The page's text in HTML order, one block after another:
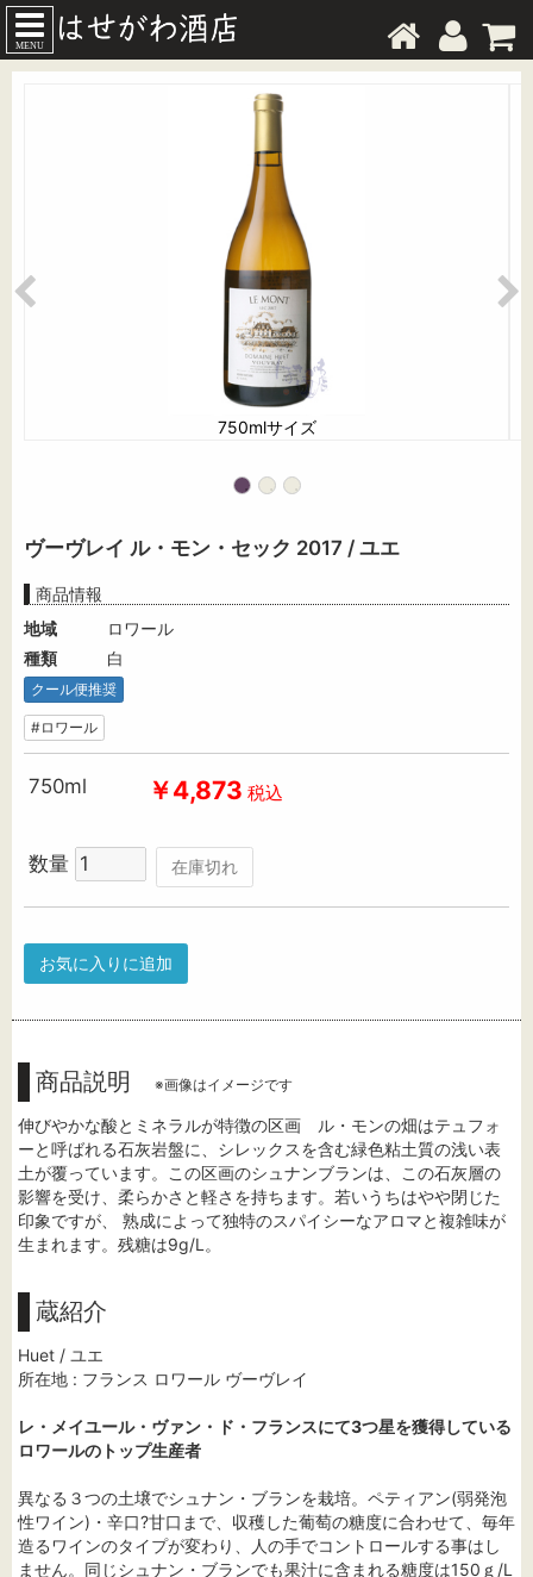
MENU
750mlサイズ
ヴーヴレイ ル・モン・セック 2017 / ユエ
商品情報
地域
ロワール
種類
白
クール便推奨
#ロワール
750ml ￥4,873 税込
数量 在庫切れ
お気に入りに追加
商品説明 ※画像はイメージです
伸びやかな酸とミネラルが特徴の区画 ル・モンの畑はテュフォ
ーと呼ばれる石灰岩盤に、シレックスを含む緑色粘土質の浅い表
土が覆っています。この区画のシュナンブランは、この石灰層の
影響を受け、柔らかさと軽さを持ちます。若いうちはやや閉じた
印象ですが、 熟成によって独特のスパイシーなアロマと複雑味が
生まれます。残糖は9g/L。
蔵紹介
Huet / ユエ
所在地 : フランス ロワール ヴーヴレイ
レ・メイユール・ヴァン・ド・フランスにて3つ星を獲得している
ロワールのトップ生産者
異なる３つの土壌でシュナン・ブランを栽培。ペティアン(弱発泡
性ワイン)・辛口?甘口まで、収穫した葡萄の糖度に合わせて、毎年
造るワインのタイプが変わり、人の手でコントロールする事はし
ません。同じシュナン・ブランでも果汁に含まれる糖度は150ｇ/L